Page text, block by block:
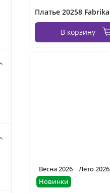
Платье 20258 Fabrika
В корзину
Весна 2026
Лето 2026
Новинки